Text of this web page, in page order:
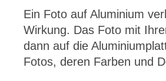
Ein Foto auf Aluminium
Wirkung. Das Foto mit
dann auf die
Fotos, deren Farben und